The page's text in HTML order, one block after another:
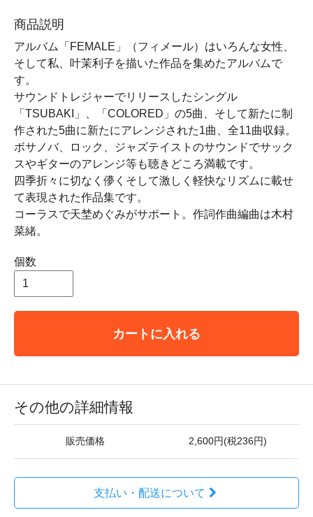
商品説明
アルバム「FEMALE」（フィメール）はいろんな女性、
そして私、叶茉利子を描いた作品を集めたアルバムで
す。
サウンドトレジャーでリリースしたシングル
「TSUBAKI」、「COLORED」の5曲、そして新たに制
作された5曲に新たにアレンジされた1曲、全11曲収録。
ボサノバ、ロック、ジャズテイストのサウンドでサック
スやギターのアレンジ等も聴きどころ満載です。
四季折々に切なく儚くそして激しく軽快なリズムに載せ
て表現された作品集です。
コーラスで天埜めぐみがサポート。作詞作曲編曲は木村
菜緒。
個数
カートに入れる
その他の詳細情報
販売価格 2,600円(税236円)
支払い・配送について